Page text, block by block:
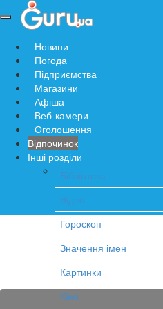
Навигация
сайту
Новини
Погода
Підприємства
Магазини
Афіша
Веб-камери
Оголошення
Відпочинок
Інші розділи
Бібліотека
Відео
Гороскоп
Значення імен
Картинки
Кіно